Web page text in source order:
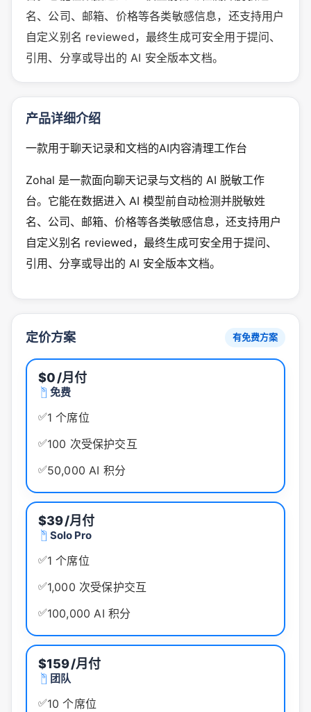
名、公司、邮箱、价格等各类敏感信息，还支持用户
自定义别名 reviewed，最终生成可安全用于提问、
引用、分享或导出的 AI 安全版本文档。
产品详细介绍
一款用于聊天记录和文档的AI内容清理工作台
Zohal 是一款面向聊天记录与文档的 AI 脱敏工作
台。它能在数据进入 AI 模型前自动检测并脱敏姓
名、公司、邮箱、价格等各类敏感信息，还支持用户
自定义别名 reviewed，最终生成可安全用于提问、
引用、分享或导出的 AI 安全版本文档。
定价方案 有免费方案
$0/月付
免费
✅1 个席位
✅100 次受保护交互
✅50,000 AI 积分
$39/月付
Solo Pro
✅1 个席位
✅1,000 次受保护交互
✅100,000 AI 积分
$159/月付
团队
✅10 个席位